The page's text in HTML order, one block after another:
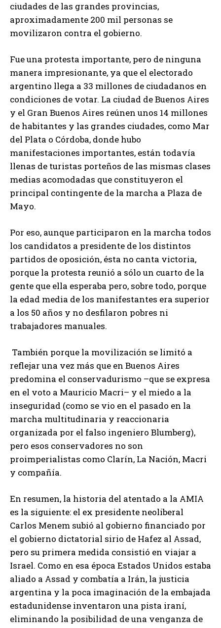
ciudades de las grandes provincias,
aproximadamente 200 mil personas se
movilizaron contra el gobierno.
Fue una protesta importante, pero de ninguna
manera impresionante, ya que el electorado
argentino llega a 33 millones de ciudadanos en
condiciones de votar. La ciudad de Buenos Aires
y el Gran Buenos Aires reúnen unos 14 millones
de habitantes y las grandes ciudades, como Mar
del Plata o Córdoba, donde hubo
manifestaciones importantes, están todavía
llenas de turistas porteños de las mismas clases
medias acomodadas que constituyeron el
principal contingente de la marcha a Plaza de
Mayo.
Por eso, aunque participaron en la marcha todos
los candidatos a presidente de los distintos
partidos de oposición, ésta no canta victoria,
porque la protesta reunió a sólo un cuarto de la
gente que ella esperaba pero, sobre todo, porque
la edad media de los manifestantes era superior
a los 50 años y no desfilaron pobres ni
trabajadores manuales.
También porque la movilización se limitó a
reflejar una vez más que en Buenos Aires
predomina el conservadurismo –que se expresa
en el voto a Mauricio Macri– y el miedo a la
inseguridad (como se vio en el pasado en la
marcha multitudinaria y reaccionaria
organizada por el falso ingeniero Blumberg),
pero esos conservadores no son
proimperialistas como Clarín, La Nación, Macri
y compañía.
En resumen, la historia del atentado a la AMIA
es la siguiente: el ex presidente neoliberal
Carlos Menem subió al gobierno financiado por
el gobierno dictatorial sirio de Hafez al Assad,
pero su primera medida consistió en viajar a
Israel. Como en esa época Estados Unidos estaba
aliado a Assad y combatía a Irán, la justicia
argentina y la poca imaginación de la embajada
estadunidense inventaron una pista iraní,
eliminando la posibilidad de una venganza de